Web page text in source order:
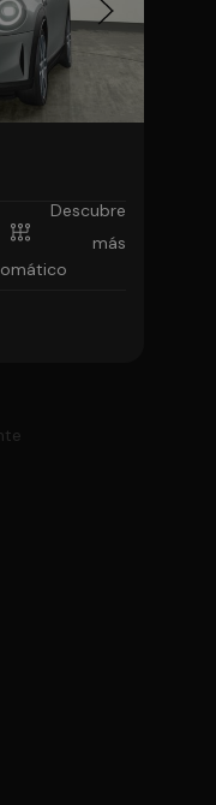
Descubre
más